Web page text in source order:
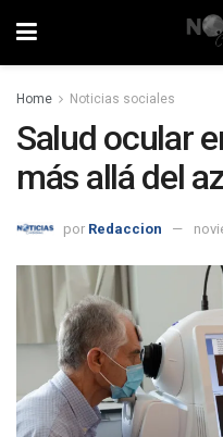
Home Noticias sociales
Salud ocular
más allá del
por Redaccion